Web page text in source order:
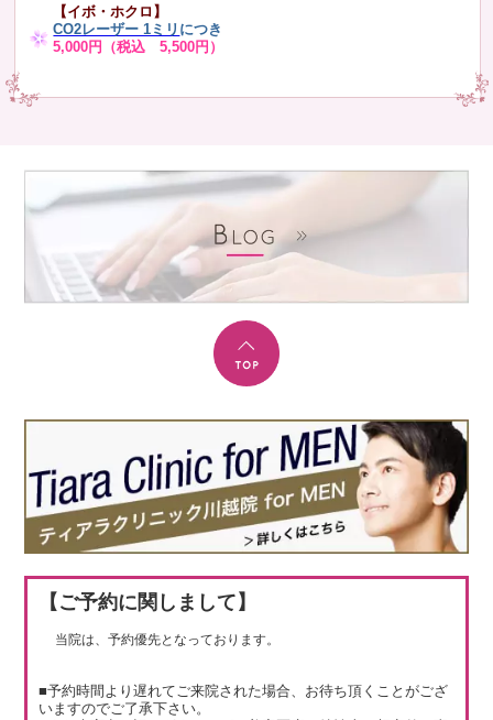
【イボ・ホクロ】
CO2レーザー 1ミリ につき
5,000円（税込 5,500円）
【ご予約に関しまして】
当院は、予約優先となっております。
■予約時間より遅れてご来院された場合、お待ち頂くことがござ
いますのでご了承下さい。